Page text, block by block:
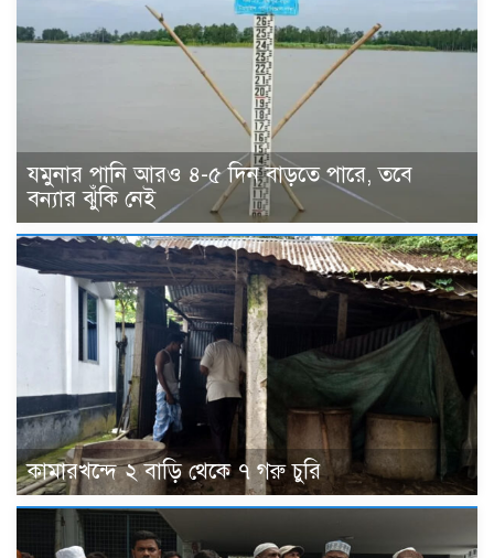
যমুনার পানি আরও ৪-৫ দিন বাড়তে পারে, তবে
বন্যার ঝুঁকি নেই
কামারখন্দে ২ বাড়ি থেকে ৭ গরু চুরি